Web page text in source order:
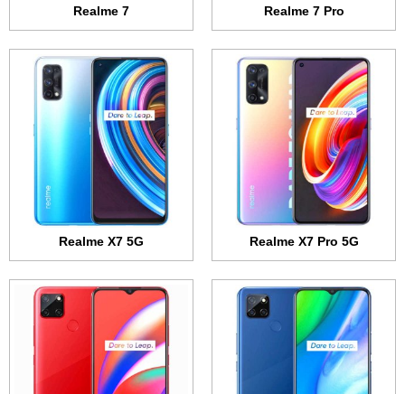
Realme 7 Pro
Realme 7
Realme X7 Pro 5G
Realme X7 5G
الشاشة:6.5 بوصة - 720x1600 بكسل
الذاكرة الداخلية:
الرام:6 أو 8 جيجابايت
الكاميرا:13 + 2 + 2 ميجابكسل
المعالج:MediaTek Dimensity 720 5G
البطارية:5000 مللي أمبير - 18 واط
عرض الموصفات ←
الشاشة:6.5 بوصة - IPS LCD
الذاكرة الداخلية:32 جيجابايت
الرام:3 جيجابت
الكاميرا:13 + 2 + 2 ميجابكسل
المعالج:MediaTek Helio G35
البطارية:6000 مللي أمبير
عرض الموصفات ←